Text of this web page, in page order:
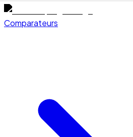
Comparateurs